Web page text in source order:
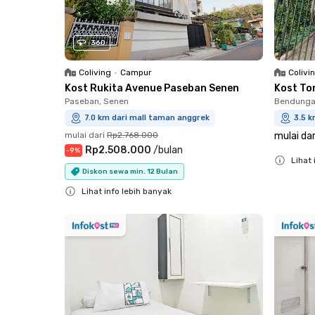
360
Coliving • Campur
Kost Rukita Avenue Paseban Senen
Paseban, Senen
7.0 km dari mall taman anggrek
mulai dari Rp2.768.000
-9% Rp2.508.000 /bulan
Diskon sewa min. 12 Bulan
Lihat info lebih banyak
Kost
3.5
mulai
Lihat